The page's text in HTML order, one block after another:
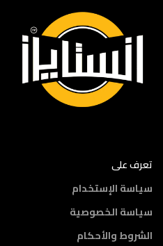
تعرف على
سياسة الإستخدام
سياسة الخصوصية
الشروط والأحكام